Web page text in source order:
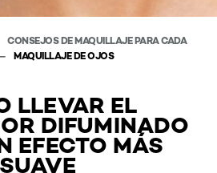
CONSEJOS DE MAQUILLAJE PARA CADA
MAQUILLAJE DE OJOS
LLEVAR EL
DIFUMINADO
EFECTO MÁS
SUAVE